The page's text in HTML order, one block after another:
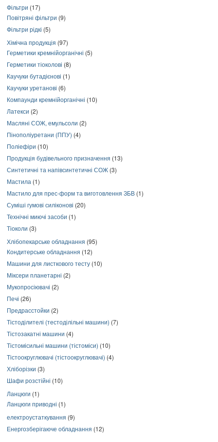
Фільтри (17)
Повітряні фільтри (9)
Фільтри рідкі (5)
Хімічна продукція (97)
Герметики кремнійорганічні (5)
Герметики тіоколові (8)
Каучуки бутадієнові (1)
Каучуки уретанові (6)
Компаунди кремнійорганічні (10)
Латекси (2)
Масляні СОЖ, емульсоли (2)
Пінополіуретани (ППУ) (4)
Поліефіри (10)
Продукція будівельного призначення (13)
Синтетичні та напівсинтетичні СОЖ (3)
Мастила (1)
Мастило для прес-форм та виготовлення ЗБВ (1)
Суміші гумові силіконові (20)
Технічні миючі засоби (1)
Тіоколи (3)
Хлібопекарське обладнання (95)
Кондитерське обладнання (12)
Машини для листкового тесту (10)
Міксери планетарні (2)
Мукопросіювачі (2)
Печі (26)
Предрасстойки (2)
Тістоділителі (тестоділільні машини) (7)
Тістозакатні машини (4)
Тістомісильні машини (тістоміси) (10)
Тістоокруглювачі (тістоокруглювачі) (4)
Хліборізки (3)
Шафи розстійні (10)
Ланцюги (1)
Ланцюги приводні (1)
електроустаткування (9)
Енергозберігаюче обладнання (12)